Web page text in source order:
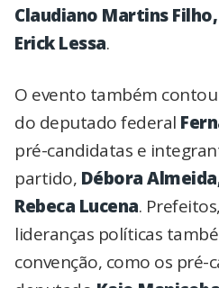
Claudiano Martins
Erick Lessa.
O evento também
do deputado federal
pré-candidatas e
partido, Débora
Rebeca Lucena.
lideranças políticas
convenção, como os pré-